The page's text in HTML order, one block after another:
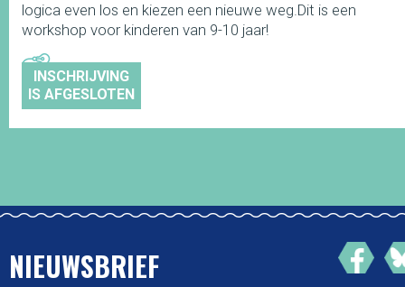
logica even los en kiezen een nieuwe weg.Dit is een
workshop voor kinderen van 9-10 jaar!
INSCHRIJVING
IS AFGESLOTEN
NIEUWSBRIEF